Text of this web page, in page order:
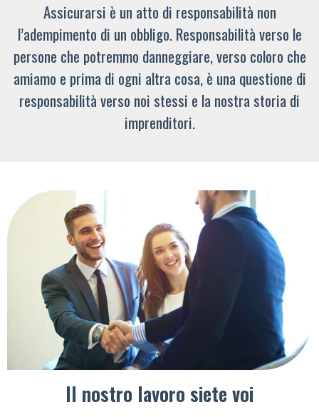
Assicurarsi è un atto di responsabilità non
l’adempimento di un obbligo. Responsabilità verso le
persone che potremmo danneggiare, verso coloro che
amiamo e prima di ogni altra cosa, è una questione di
responsabilità verso noi stessi e la nostra storia di
imprenditori.
Il nostro lavoro siete voi